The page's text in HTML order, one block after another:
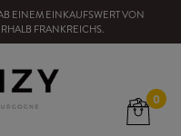
EINEM EINKAUFSWERT VON
FRANKREICHS.
0